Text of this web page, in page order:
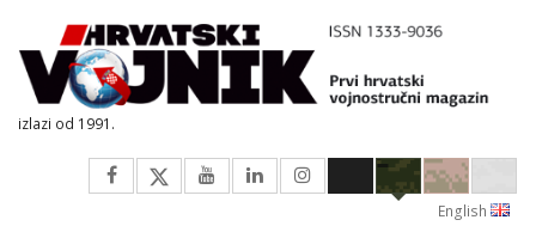
izlazi od 1991.
English